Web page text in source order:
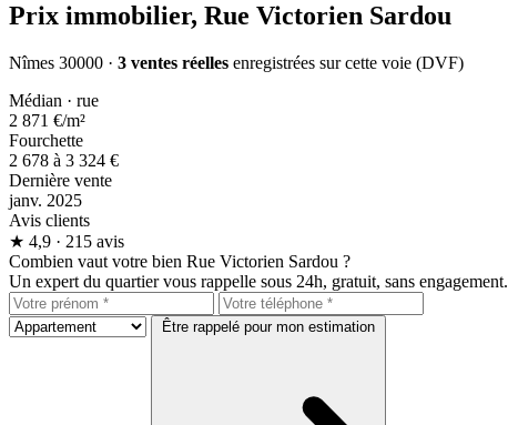
Prix immobilier, Rue Victorien Sardou
Nîmes 30000 · 3 ventes réelles enregistrées sur cette voie (DVF)
Médian · rue
2 871 €/m²
Fourchette
2 678 à 3 324 €
Dernière vente
janv. 2025
Avis clients
★ 4,9 · 215 avis
Combien vaut votre bien Rue Victorien Sardou ?
Un expert du quartier vous rappelle sous 24h, gratuit, sans engagement.
Être rappelé pour mon estimation